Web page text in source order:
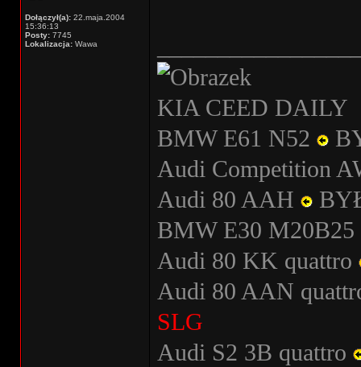
Dołączył(a): 22.maja.2004
15:36:13
Posty: 7745
Lokalizacja: Wawa
KIA CEED DAILY
BMW E61 N52
Audi Competition
Audi 80 AAH
BMW E30 M20B25
Audi 80 KK quattro
Audi 80 AAN
SLG
Audi S2 3B quattro